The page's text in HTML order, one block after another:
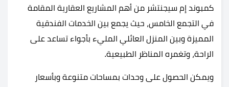
كمبوند إم سيجنتشر من أهم المشاريع العقارية المقامة
في التجمع الخامس، حيث يجمع بين الخدمات الفندقية
المميزة وبين المنزل العائلي المليء بأجواء تساعد على
الراحة، وتغمره المناظر الطبيعية.
ويمكن الحصول على وحدات بمساحات متنوعة وبأسعار